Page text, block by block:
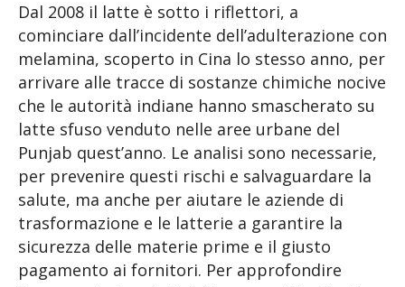
Dal 2008 il latte è sotto i riflettori, a
cominciare dall’incidente dell’adulterazione con
melamina, scoperto in Cina lo stesso anno, per
arrivare alle tracce di sostanze chimiche nocive
che le autorità indiane hanno smascherato su
latte sfuso venduto nelle aree urbane del
Punjab quest’anno. Le analisi sono necessarie,
per prevenire questi rischi e salvaguardare la
salute, ma anche per aiutare le aziende di
trasformazione e le latterie a garantire la
sicurezza delle materie prime e il giusto
pagamento ai fornitori. Per approfondire